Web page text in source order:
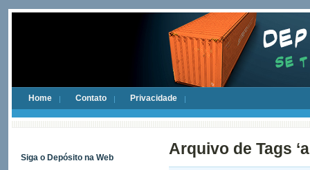
Home Contato Privacidade
Siga o Depósito na Web
Arquivo de Tags